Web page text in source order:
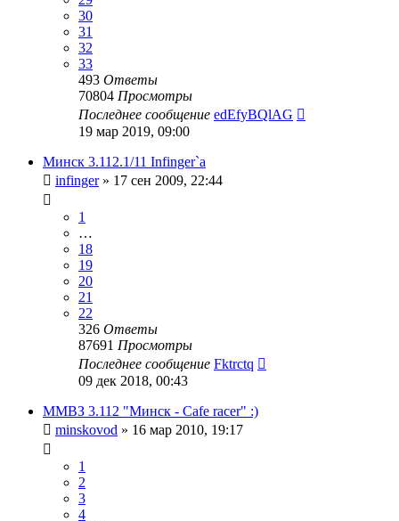
30
31
32
33
493 Ответы
70804 Просмотры
Последнее сообщение edEfyBQlAG
19 мар 2019, 09:00
Минск 3.112.1/11 Infinger`а
infinger» 17 сен 2009, 22:44
1
…
18
19
20
21
22
326 Ответы
87691 Просмотры
Последнее сообщение Fktrctq
09 дек 2018, 00:43
ММВЗ 3.112 "Минск - Cafe racer" :)
minskovod » 16 мар 2010, 19:17
1
2
3
4